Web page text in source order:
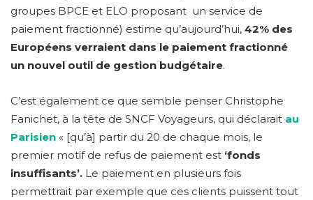
groupes BPCE et ELO proposant un service de
paiement fractionné) estime qu’aujourd’hui, 42% des
Européens verraient dans le paiement fractionné
un nouvel outil de gestion budgétaire.
C’est également ce que semble penser Christophe
Fanichet, à la tête de SNCF Voyageurs, qui déclarait au
Parisien « [qu’à] partir du 20 de chaque mois, le
premier motif de refus de paiement est ‘fonds
insuffisants’. Le paiement en plusieurs fois
permettrait par exemple que ces clients puissent tout